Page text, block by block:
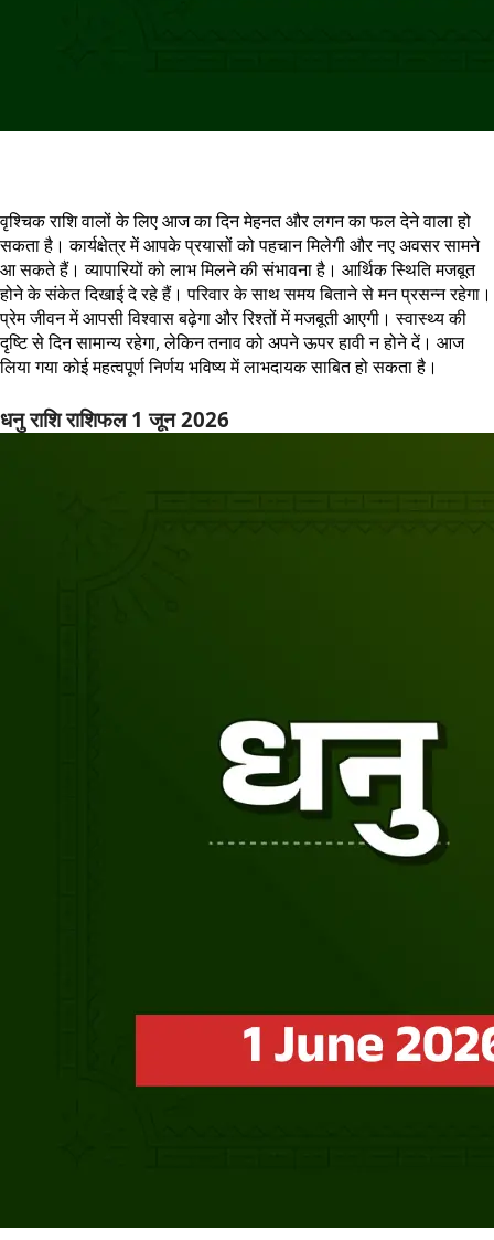
वृश्चिक राशि वालों के लिए आज का दिन मेहनत और लगन का फल देने वाला हो
सकता है। कार्यक्षेत्र में आपके प्रयासों को पहचान मिलेगी और नए अवसर सामने
आ सकते हैं। व्यापारियों को लाभ मिलने की संभावना है। आर्थिक स्थिति मजबूत
होने के संकेत दिखाई दे रहे हैं। परिवार के साथ समय बिताने से मन प्रसन्न रहेगा।
प्रेम जीवन में आपसी विश्वास बढ़ेगा और रिश्तों में मजबूती आएगी। स्वास्थ्य की
दृष्टि से दिन सामान्य रहेगा, लेकिन तनाव को अपने ऊपर हावी न होने दें। आज
लिया गया कोई महत्वपूर्ण निर्णय भविष्य में लाभदायक साबित हो सकता है।
धनु राशि राशिफल 1 जून 2026